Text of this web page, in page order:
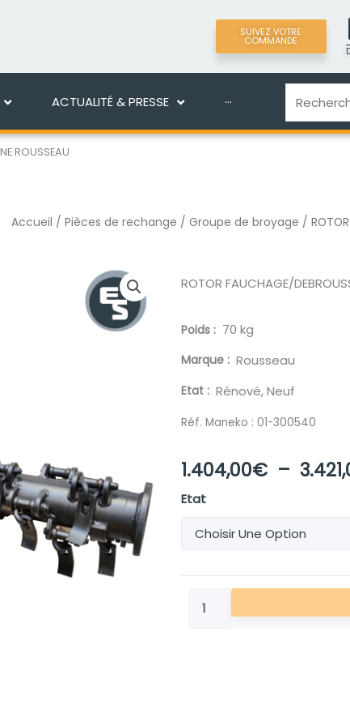
SUIVEZ VOTRE
COMMANDE
ACTUALITÉ & PRESSE ···
ACTUALITÉ &
ROUSSEAU
Accueil / Pièces de rechange / Groupe de broyage / ROTOR
ROTOR FAUCHAGE/
Poids 70 kg
Marque Rousseau
Etat Rénové, Neuf
Réf. Maneko : 01-300540
1.404,00€ –
Etat
quantité
ROTOR
L1600